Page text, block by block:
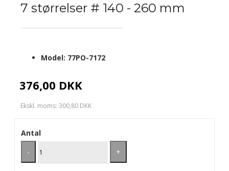
7 størrelser # 140 - 260 mm
376,00 DKK
Ekskl. moms: 300,80 DKK
Model: 77PO-7172
Antal
-
+